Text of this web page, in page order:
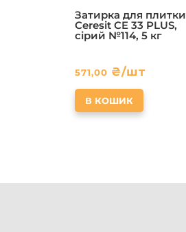
Затирка для плитки
Ceresit CE 33 PLUS,
сірий №114, 5 кг
571,00 ₴/шт
В КОШИК